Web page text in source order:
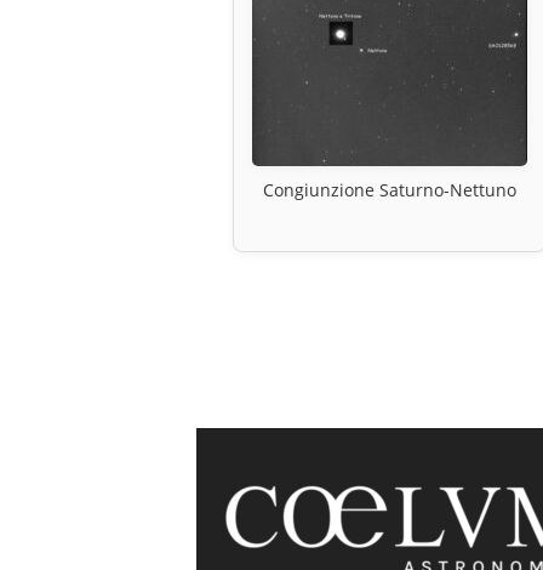
Congiunzione Saturno-Nettuno